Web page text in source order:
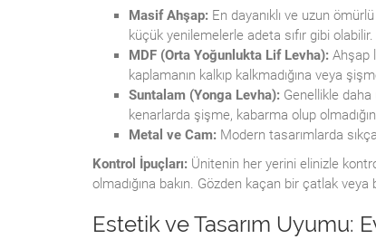
Masif Ahşap: En dayanıklı ve uzun
küçük yenilemelerle adeta sıfır gibi olabilir.
MDF (Orta Yoğunlukta Lif Levha): Ahşap
kaplamanın kalkıp kalkmadığına veya
Suntalam (Yonga Levha): Genellikle
kenarlarda şişme, kabarma olup
Metal ve Cam: Modern tasarımlarda
Kontrol İpuçları: Ünitenin her yerini elinizle
olmadığına bakın. Gözden kaçan bir çatlak
Estetik ve Tasarım Uyumu: